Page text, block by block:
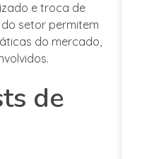
e troca de
setor permitem
do mercado,
de